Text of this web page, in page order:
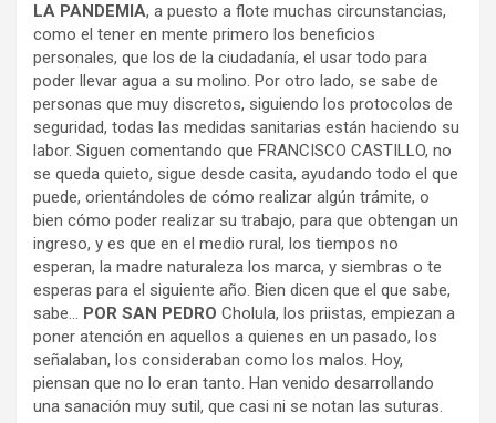
LA PANDEMIA, a puesto a flote muchas circunstancias,
como el tener en mente primero los beneficios
personales, que los de la ciudadanía, el usar todo para
poder llevar agua a su molino. Por otro lado, se sabe de
personas que muy discretos, siguiendo los protocolos de
seguridad, todas las medidas sanitarias están haciendo su
labor. Siguen comentando que FRANCISCO CASTILLO, no
se queda quieto, sigue desde casita, ayudando todo el que
puede, orientándoles de cómo realizar algún trámite, o
bien cómo poder realizar su trabajo, para que obtengan un
ingreso, y es que en el medio rural, los tiempos no
esperan, la madre naturaleza los marca, y siembras o te
esperas para el siguiente año. Bien dicen que el que sabe,
sabe… POR SAN PEDRO Cholula, los priistas, empiezan a
poner atención en aquellos a quienes en un pasado, los
señalaban, los consideraban como los malos. Hoy,
piensan que no lo eran tanto. Han venido desarrollando
una sanación muy sutil, que casi ni se notan las suturas.